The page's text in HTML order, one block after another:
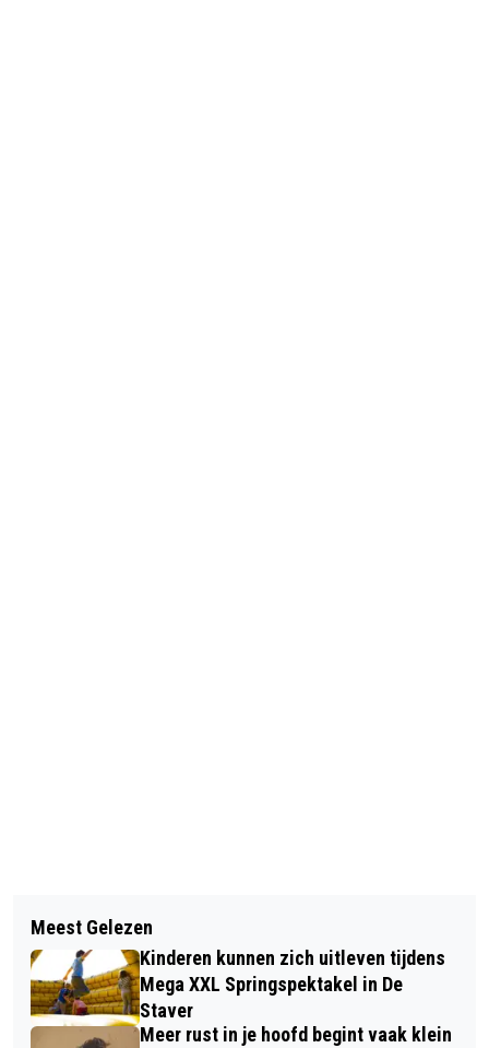
SGP HEEFT WAARDERING VOOR
PREVENTIEVE AANPAK JONGEREN
GOEDEMORGEN, HET IS VANDAAG
ZATERDAG 2 AUGUSTUS
Meest Gelezen
Kinderen kunnen zich uitleven tijdens
Mega XXL Springspektakel in De
Staver
Meer rust in je hoofd begint vaak klein